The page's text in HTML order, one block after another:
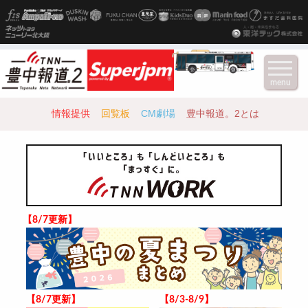
情報提供 回覧板 CM劇場 豊中報道。2とは
【8/7更新】
【8/7更新】 【8/3-8/9】
menu